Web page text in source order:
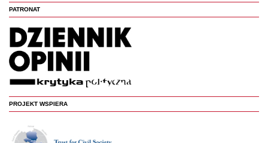
PATRONAT
PROJEKT WSPIERA